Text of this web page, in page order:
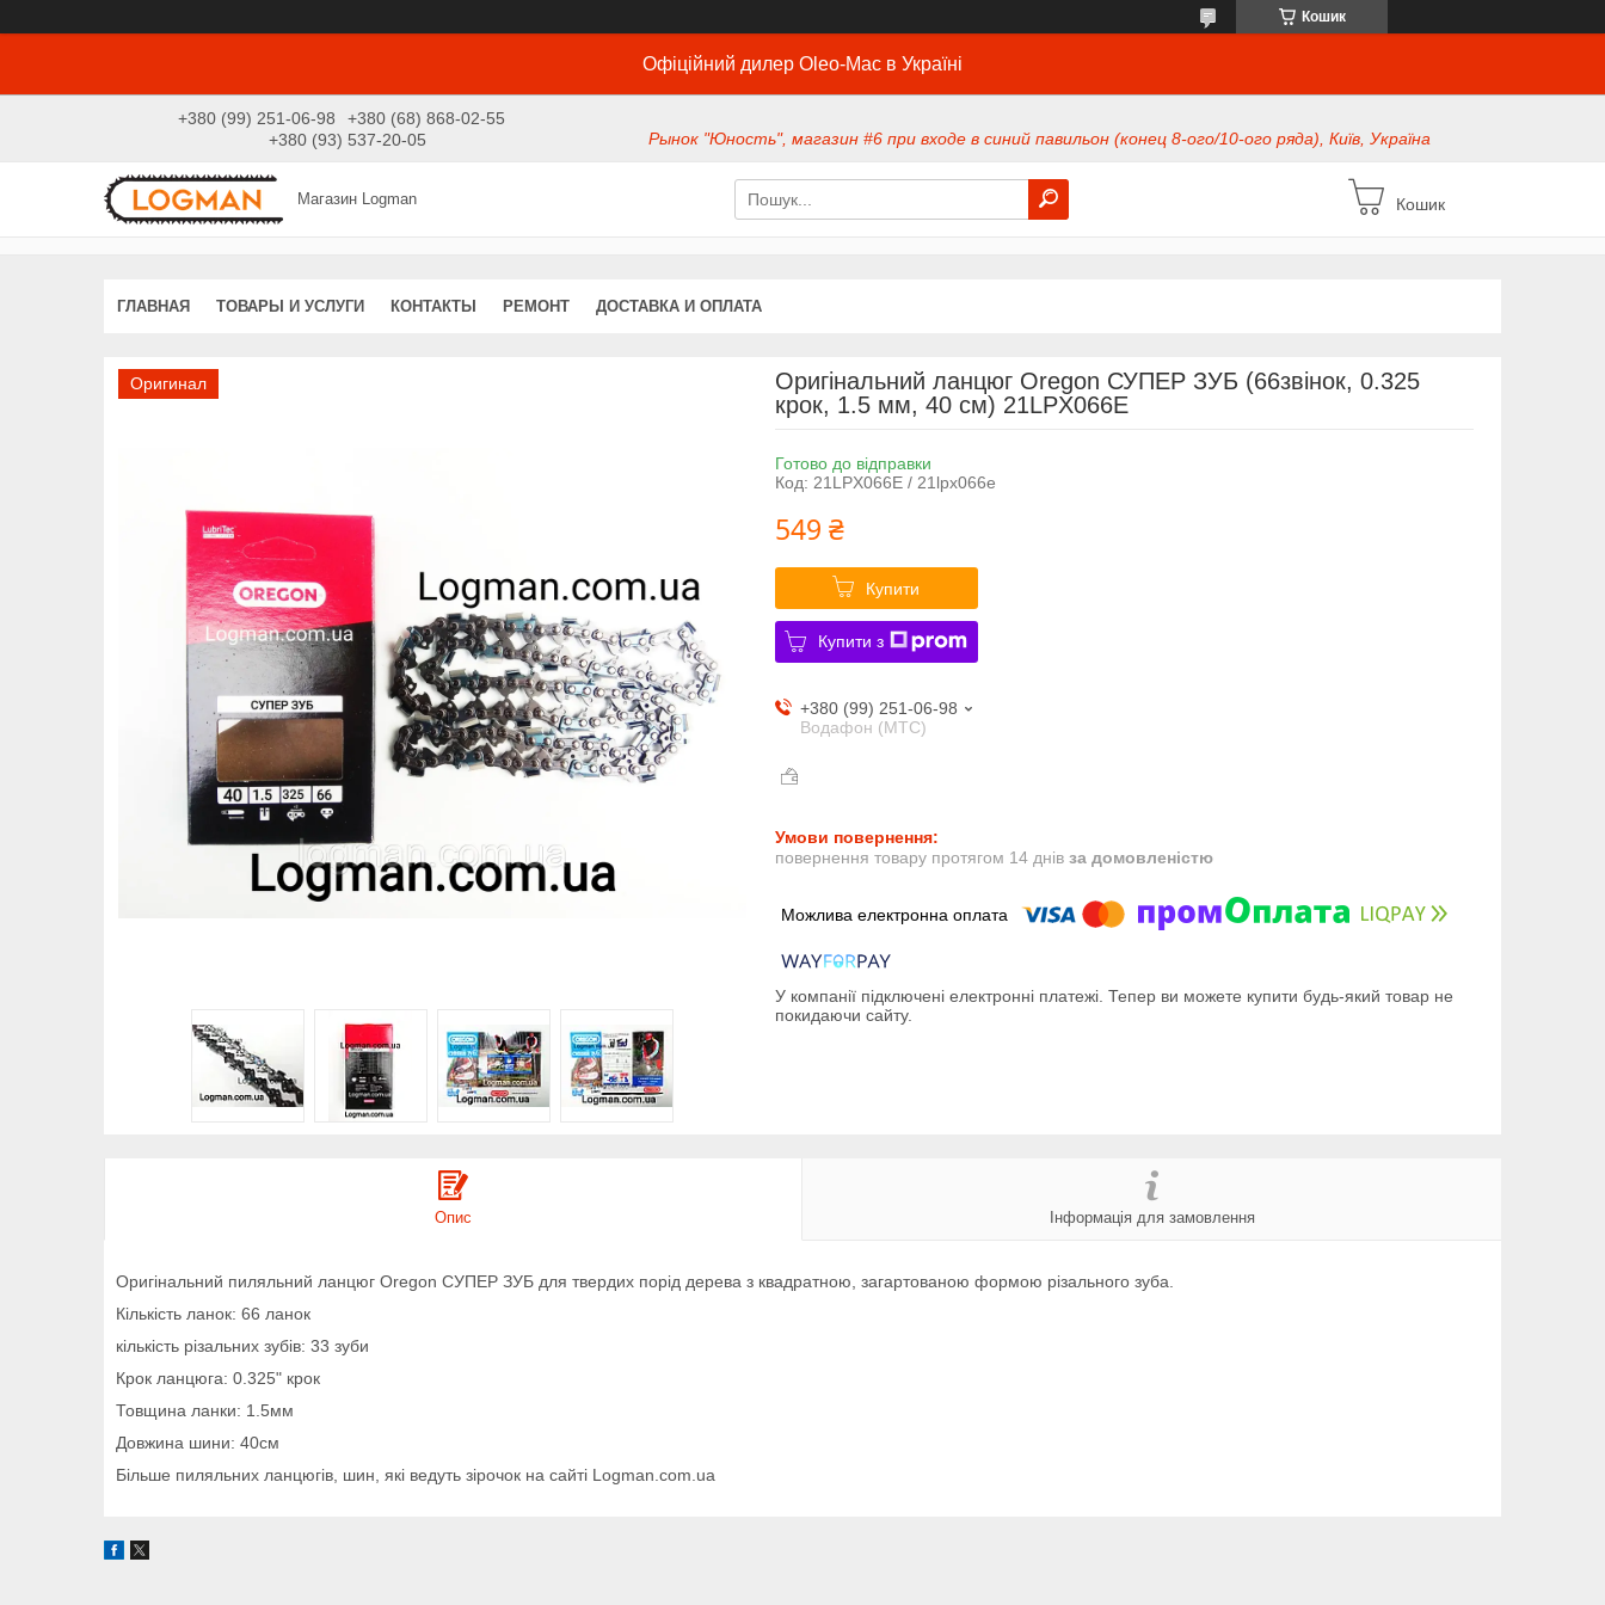
Кошик
Офіційний дилер Oleo-Mac в Україні
+380 (99) 251-06-98
+380 (68) 868-02-55
+380 (93) 537-20-05
Рынок "Юность", магазин #6 при входе в синий павильон (конец 8-ого/10-ого ряда), Київ, Україна
Магазин Logman Кошик
ГЛАВНАЯ ТОВАРЫ И УСЛУГИ КОНТАКТЫ РЕМОНТ ДОСТАВКА И ОПЛАТА
Оригинал
Оригінальний ланцюг Oregon СУПЕР ЗУБ (66звінок, 0.325
крок, 1.5 мм, 40 см) 21LPX066E
Готово до відправки
Код: 21LPX066E / 21lpx066e
549 ₴
Купити
Купити з
+380 (99) 251-06-98
Водафон (МТС)
повернення товару протягом 14 днів за домовленістю
У компанії підключені електронні платежі. Тепер ви можете купити будь-який товар не
покидаючи сайту.
Опис Інформація для замовлення
Оригінальний пиляльний ланцюг Oregon СУПЕР ЗУБ для твердих порід дерева з квадратною, загартованою формою різального зуба.
Кількість ланок: 66 ланок
кількість різальних зубів: 33 зуби
Крок ланцюга: 0.325" крок
Товщина ланки: 1.5мм
Довжина шини: 40см
Більше пиляльних ланцюгів, шин, які ведуть зірочок на сайті Logman.com.ua